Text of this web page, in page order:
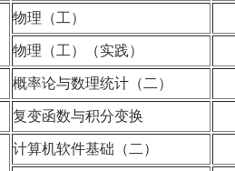
物理（工）
物理（工）（实践）
概率论与数理统计（二）
复变函数与积分变换
计算机软件基础（二）